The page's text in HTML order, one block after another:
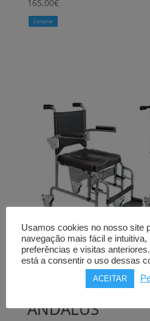
165,00€
Comprar
Cadeira sanitária
ANDALUS
Usamos cookies no nosso site
navegação mais fácil e intuitiva,
preferências e visitas
está a consentir o uso dessas
ACEITAR